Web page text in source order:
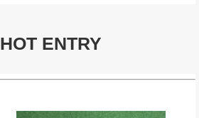
HOT ENTRY